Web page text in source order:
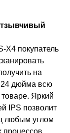
X4 покупатель
на
24 дюйма всю
Яркий
IPS позволит
любым углом
процессов